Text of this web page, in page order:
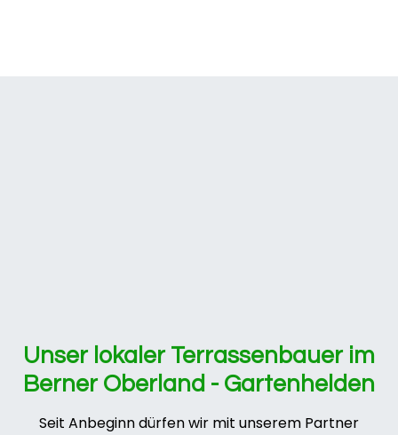
Unser lokaler Terrassenbauer im
Berner Oberland - Gartenhelden
Seit Anbeginn dürfen wir mit unserem Partner